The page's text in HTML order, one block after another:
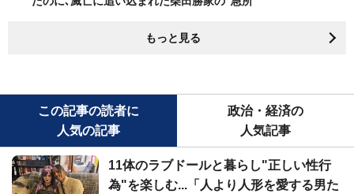
もっと見る
この記事の読者に
人気の記事
政治・経済の
人気記事
11体のラブドールと暮らし"正しい性行
為"を楽しむ...「人より人形を愛する男た